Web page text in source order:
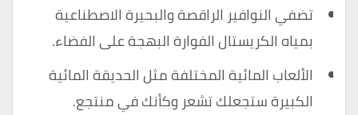
تضفي النوافير الراقصة والبحيرة الاصطناعية
بمياه الكريستال الفوارة البهجة على الفضاء.
الألعاب المائية المختلفة مثل الحديقة المائية
الكبيرة ستجعلك تشعر وكأنك في منتجع.